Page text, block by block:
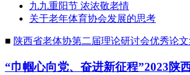
九九重阳节 浓浓敬老情
关于老年体育协会发展的思考
■ 陕西省老体协第二届理论研讨会优秀论
“巾帼心向党、奋进新征程”2023陕